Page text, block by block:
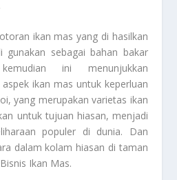
ikan mas yang di hasilkan
gunakan sebagai bahan bakar
ini menunjukkan
ikan mas untuk keperluan
yang merupakan varietas ikan
untuk tujuan hiasan, menjadi
populer di dunia. Dan
dalam kolam hiasan di taman
Ikan Mas.